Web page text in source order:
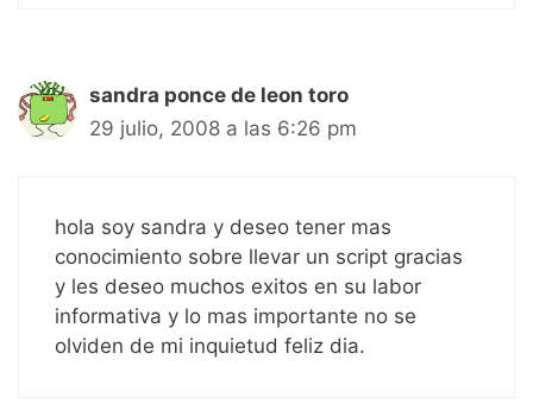
sandra ponce de leon toro
29 julio, 2008 a las 6:26 pm
hola soy sandra y deseo tener mas
conocimiento sobre llevar un script gracias
y les deseo muchos exitos en su labor
informativa y lo mas importante no se
olviden de mi inquietud feliz dia.